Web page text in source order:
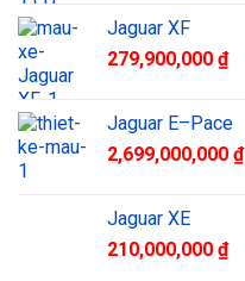
Jaguar XF
279,900,000 ₫
Jaguar E–Pace
2,699,000,000 ₫
Jaguar XE
210,000,000 ₫